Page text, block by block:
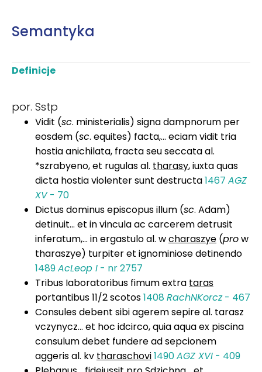
Semantyka
Definicje
por. Sstp
Vidit (sc. ministerialis) signa dampnorum per
eosdem (sc. equites) facta,... eciam vidit tria
hostia anichilata, fracta seu seccata al.
*szrabyeno, et rugulas al. tharasy, iuxta quas
dicta hostia violenter sunt destructa1467 AGZ
XV- 70
Dictus dominus episcopus illum (sc. Adam)
detinuit... et in vincula ac carcerem detrusit
inferatum,... in ergastulo al. wcharaszye (prow
tharaszye) turpiter et ignominiose detinendo
1489AcLeop I - nr 2757
Tribus Iaboratoribus fimum extra taras
portantibus 11/2 scotos1408RachNKorcz- 467
Consules debent sibi agerem sepire al. tarasz
vczynycz... et hoc idcirco, quia aqua ex piscina
consulum debet fundere ad sepcionem
aggeris al. kv tharaschovi1490AGZ XVI - 409